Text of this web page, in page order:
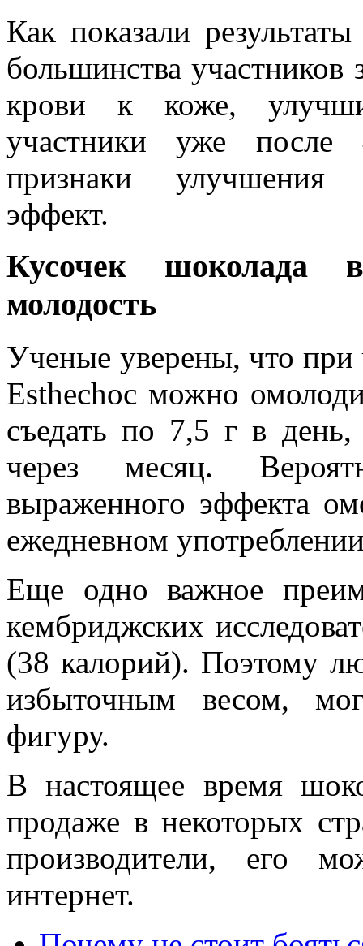
Как показали
большинства участников
крови к коже,
участники уже после
признаки улучшения
эффект.
Кусочек шоколада
молодость
Ученые уверены, что при
Esthechoc можно
съедать по 7,5 г в день,
через месяц.
выраженного эффекта
ежедневном
Еще одно важное
кембриджских
(38 калорий). Поэтому
избыточным весом,
фигуру.
В настоящее время
продаже в некоторых
производители, его
интернет.